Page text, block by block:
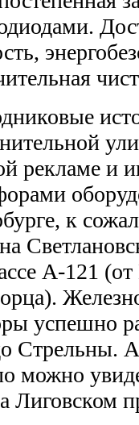
рекламе и
к
А-121
успешно
Стрельны.
можно
Лиговском